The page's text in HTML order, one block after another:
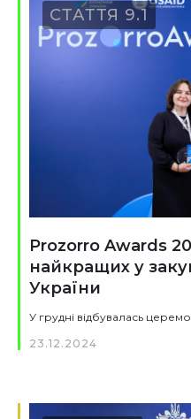
СТАТТЯ 9.1
Prozorro Awards
найкращих у
України
У грудні відбувалась
23.12.2024